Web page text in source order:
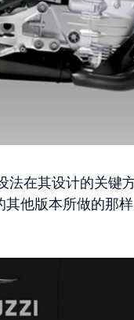
法在其设计的关键
他版本所做的那